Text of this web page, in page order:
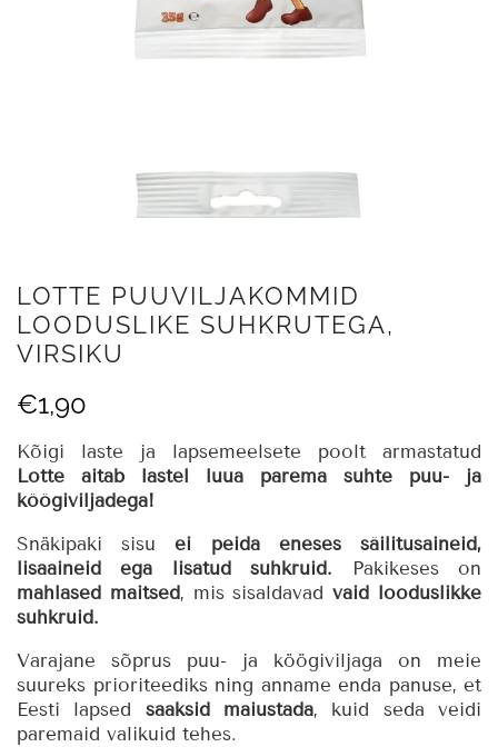
LOTTE PUUVILJAKOMMID
LOODUSLIKE SUHKRUTEGA,
VIRSIKU
€1,90
Kõigi laste ja lapsemeelsete poolt armastatud
Lotte aitab lastel luua parema suhte puu- ja
köögiviljadega!
Snäkipaki sisu ei peida eneses säilitusaineid,
lisaaineid ega lisatud suhkruid.
Pakikeses on
mahlased maitsed, mis sisaldavad vaid looduslikke
suhkruid.
Varajane sõprus puu- ja köögiviljaga on meie
suureks prioriteediks ning anname enda panuse, et
Eesti lapsed saaksid maiustada, kuid seda veidi
paremaid valikuid tehes.